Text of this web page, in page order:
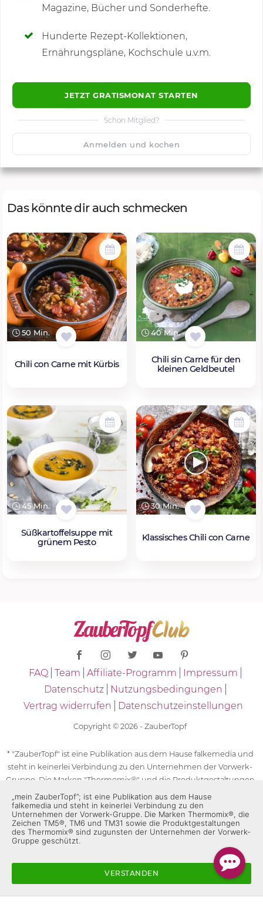
Magazine, Bücher und Sonderhefte.
Hunderte Rezept-Kollektionen,
Ernährungspläne, Kochschule u.v.m.
JETZT GRATISMONAT STARTEN
Schon Mitglied?
Anmelden und kochen
Kommentare
🙂 1500 Speichern
Das könnte dir auch schmecken
50 Min.
Chili con Carne mit Kürbis
40 Min.
Chili sin Carne für den
kleinen Geldbeutel
45 Min.
Süßkartoffelsuppe mit
grünem Pesto
30 Min.
Klassisches Chili con Carne
FAQ Team Affiliate-Programm
Impressum
Datenschutz
Nutzungsbedingungen
Vertrag widerrufen
Datenschutzeinstellungen
Copyright © 2026 - ZauberTopf
* "ZauberTopf" ist eine Publikation aus dem Hause falkemedia und
steht in keinerlei Verbindung zu den Unternehmen der Vorwerk-
Gruppe. Die Marken "Thermomix®" und die Produktgestaltungen
des "Thermomix®" sind eingetragene Marken der Unternehmen
der Vorwerk-Gruppe. Die Marken Thermomix®, die Zeichen TM5®,
TM6 und TM31 sowie die Produktgestaltungen des Thermomix®
sind zugunsten der Unternehmen der Vorwerk-Gruppe
geschützt. Für die Rezeptangaben in "ZauberTopf" ist
„mein ZauberTopf”; ist eine Publikation aus dem Hause
falkemedia und steht in keinerlei Verbindung zu den
Unternehmen der Vorwerk-Gruppe. Die Marken Thermomix®, die
Zeichen TM5®, TM6 und TM31 sowie die Produktgestaltungen
des Thermomix® sind zugunsten der Unternehmen der Vorwerk-
Gruppe geschützt.
VERSTANDEN